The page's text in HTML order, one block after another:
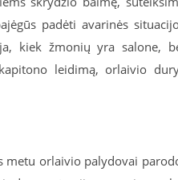
padėti avarinės
kiek žmonių yra salone,
leidimą, orlaivio
metu orlaivio palydovai